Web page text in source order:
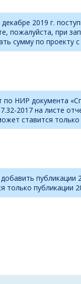
декабре 2019 г.
пожалуйста, при
сумму по проекту
НИР документа
2017 на листе
ставится
только публикации